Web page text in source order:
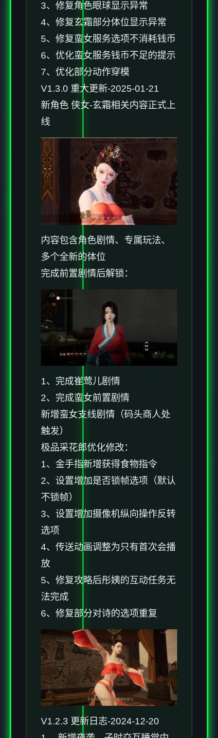
3、修复角色眼球显示异常
4、修复玄霜部分体位显示异常
5、修复蛮女服务选项不消耗钱币
6、优化蛮女服务钱币不足的提示
7、优化部分动作穿模
V1.3.0 重大更新-2025-01-21
新角色 侠女-玄霜相关内容正式上
线
内容包含角色剧情、专属玩法、
多个全新的体位
完成前置剧情后解锁：
1、完成崔莺儿剧情
2、完成蛮女前置剧情
新增蛮女支线剧情（码头商人处
触发）
极品采花郎优化修改：
1、金手指新增获得食物指令
2、设置增加是否锁帧选项（默认
不锁帧）
3、设置增加摄像机纵向操作反转
选项
4、传送动画调整为只有首次会播
放
5、修复攻略后彤姨的互动任务无
法完成
6、修复部分对诗的选项重复
V1.2.3 更新日志-2024-12-20